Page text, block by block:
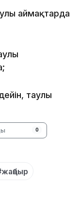
аймақтарда
таулы
0